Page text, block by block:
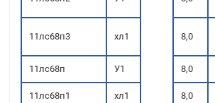
11лс68п3 хл1 8,0
11лс68п У1 8,0
11лс68п1 хл1 8,0